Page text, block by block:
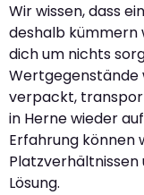
Wir wissen, dass
deshalb kümmern
dich um nichts
Wertgegenstände
verpackt,
in Herne wieder
Erfahrung können
Lösung.